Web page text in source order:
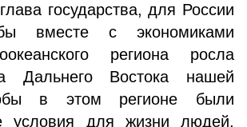
государства, для России
вместе с экономиками
региона росла
Дальнего Востока нашей
в этом регионе были
условия для жизни людей,